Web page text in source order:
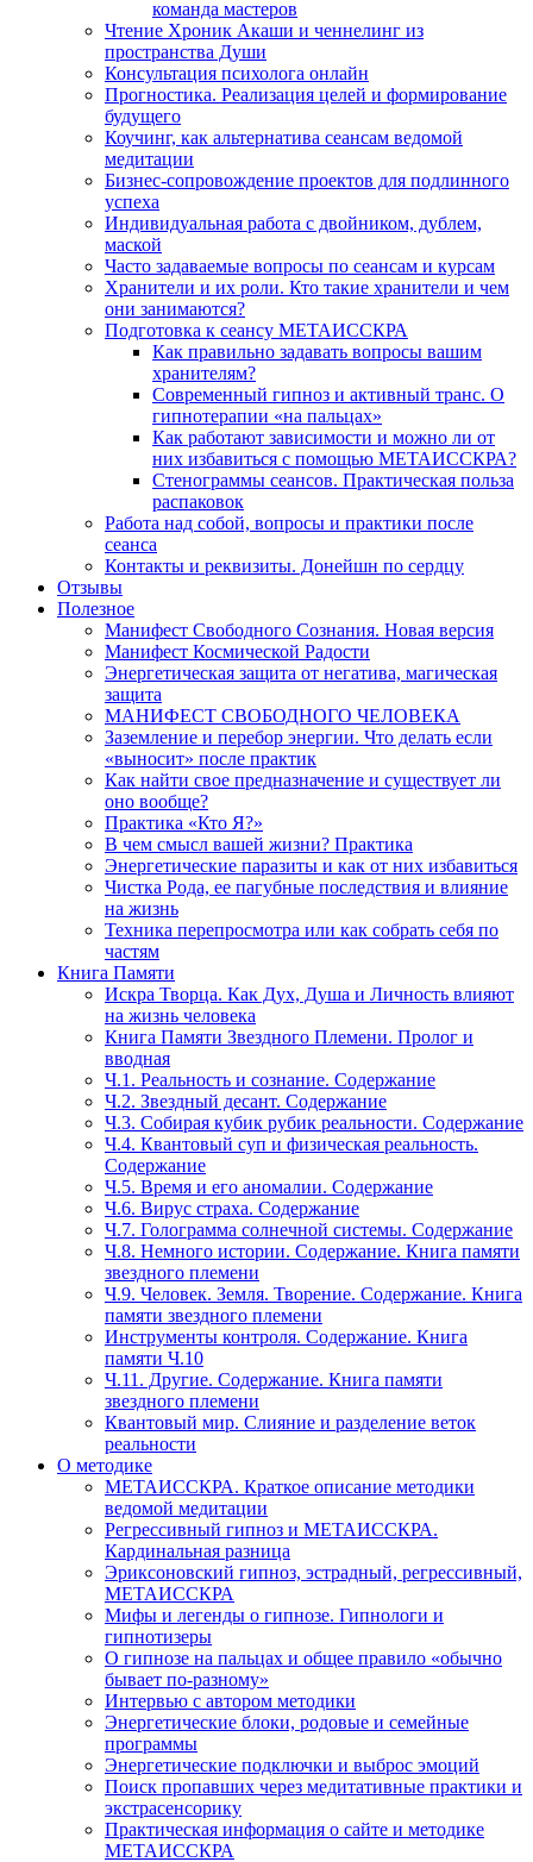
команда мастеров
Чтение Хроник Акаши и ченнелинг из
пространства Души
Консультация психолога онлайн
Прогностика. Реализация целей и формирование
будущего
Коучинг, как альтернатива сеансам ведомой
медитации
Бизнес-сопровождение проектов для подлинного
успеха
Индивидуальная работа с двойником, дублем,
маской
Часто задаваемые вопросы по сеансам и курсам
Хранители и их роли. Кто такие хранители и чем
они занимаются?
Подготовка к сеансу МЕТАИССКРА
Как правильно задавать вопросы вашим
хранителям?
Современный гипноз и активный транс. О
гипнотерапии «на пальцах»
Как работают зависимости и можно ли от
них избавиться с помощью МЕТАИССКРА?
Стенограммы сеансов. Практическая польза
распаковок
Работа над собой, вопросы и практики после
сеанса
Контакты и реквизиты. Донейшн по сердцу
Отзывы
Полезное
Манифест Свободного Сознания. Новая версия
Манифест Космической Радости
Энергетическая защита от негатива, магическая
защита
МАНИФЕСТ СВОБОДНОГО ЧЕЛОВЕКА
Заземление и перебор энергии. Что делать если
«выносит» после практик
Как найти свое предназначение и существует ли
оно вообще?
Практика «Кто Я?»
В чем смысл вашей жизни? Практика
Энергетические паразиты и как от них избавиться
Чистка Рода, ее пагубные последствия и влияние
на жизнь
Техника перепросмотра или как собрать себя по
частям
Книга Памяти
Искра Творца. Как Дух, Душа и Личность влияют
на жизнь человека
Книга Памяти Звездного Племени. Пролог и
вводная
Ч.1. Реальность и сознание. Содержание
Ч.2. Звездный десант. Содержание
Ч.3. Собирая кубик рубик реальности. Содержание
Ч.4. Квантовый суп и физическая реальность.
Содержание
Ч.5. Время и его аномалии. Содержание
Ч.6. Вирус страха. Содержание
Ч.7. Голограмма солнечной системы. Содержание
Ч.8. Немного истории. Содержание. Книга памяти
звездного племени
Ч.9. Человек. Земля. Творение. Содержание. Книга
памяти звездного племени
Инструменты контроля. Содержание. Книга
памяти Ч.10
Ч.11. Другие. Содержание. Книга памяти
звездного племени
Квантовый мир. Слияние и разделение веток
реальности
О методике
МЕТАИССКРА. Краткое описание методики
ведомой медитации
Регрессивный гипноз и МЕТАИССКРА.
Кардинальная разница
Эриксоновский гипноз, эстрадный, регрессивный,
МЕТАИССКРА
Мифы и легенды о гипнозе. Гипнологи и
гипнотизеры
О гипнозе на пальцах и общее правило «обычно
бывает по-разному»
Интервью с автором методики
Энергетические блоки, родовые и семейные
программы
Энергетические подключки и выброс эмоций
Поиск пропавших через медитативные практики и
экстрасенсорику
Практическая информация о сайте и методике
МЕТАИССКРА